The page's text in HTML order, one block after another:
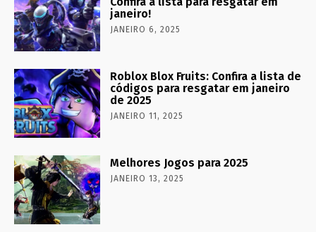
janeiro!
JANEIRO 6, 2025
Roblox Blox Fruits: Confira a lista de
códigos para resgatar em janeiro
de 2025
JANEIRO 11, 2025
Melhores Jogos para 2025
JANEIRO 13, 2025